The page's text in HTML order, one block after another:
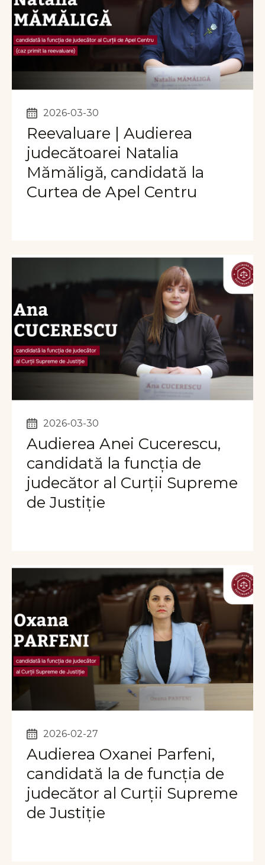
2026-03-30
Reevaluare | Audierea
judecătoarei Natalia
Mămăligă, candidată la
Curtea de Apel Centru
2026-03-30
Audierea Anei Cucerescu,
candidată la funcția de
judecător al Curții Supreme
de Justiție
2026-02-27
Audierea Oxanei Parfeni,
candidată la de funcția de
judecător al Curții Supreme
de Justiție